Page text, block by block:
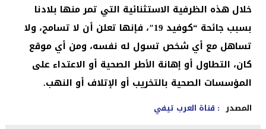
خلال هذه الظرفية الاستثنائية التي تمر منها بلادنا
بسبب جائحة “كوفيد 19″، فإنها تعلن أن لا تسامح، ولا
تساهل مع أي شخص تسول له نفسه، ومن أي موقع
كان، التطاول أو إهانة الأطر الصحية أو الاعتداء على
المؤسسات الصحية بالتخريب أو الإتلاف أو النهب.
المصدر : قناة العرب تيفي